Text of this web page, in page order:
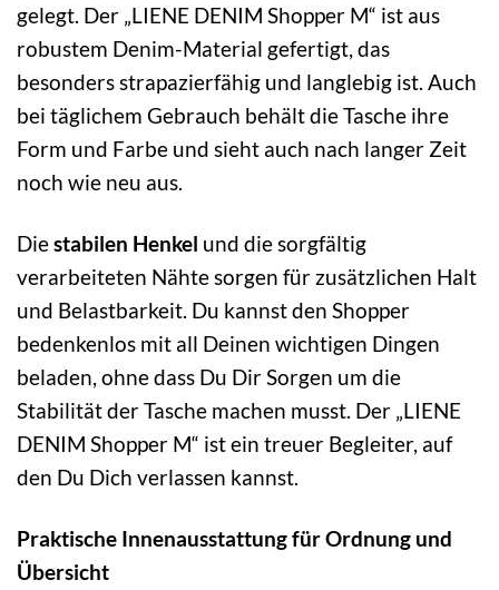
gelegt. Der „LIENE DENIM Shopper M“ ist aus
robustem Denim-Material gefertigt, das
besonders strapazierfähig und langlebig ist. Auch
bei täglichem Gebrauch behält die Tasche ihre
Form und Farbe und sieht auch nach langer Zeit
noch wie neu aus.
Diestabilen Henkel und die sorgfältig
verarbeiteten Nähte sorgen für zusätzlichen Halt
und Belastbarkeit. Du kannst den Shopper
bedenkenlos mit all Deinen wichtigen Dingen
beladen, ohne dass Du Dir Sorgen um die
Stabilität der Tasche machen musst. Der „LIENE
DENIM Shopper M“ ist ein treuer Begleiter, auf
den Du Dich verlassen kannst.
Praktische Innenausstattung für Ordnung und
Übersicht